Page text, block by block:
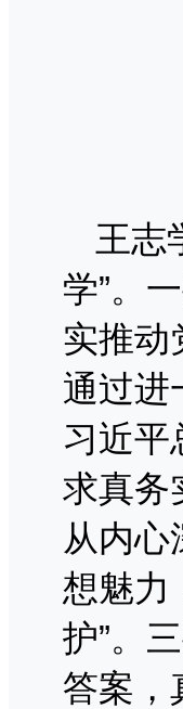
王志
学”。
实推动
通过进
习近平
求真务
从内
想魅力
护”。
答案，